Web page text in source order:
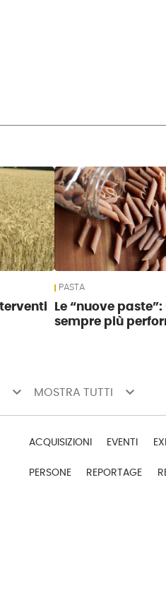
PASTA
Le “nuove
sempre più
keyboard_arrow_down MOSTRA TUTTI keyboard_arrow_down
ACQUISIZIONI EVENTI
PERSONE REPORTAGE